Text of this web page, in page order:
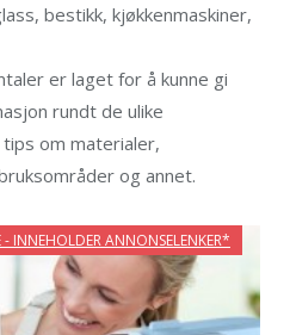
bestikk, kjøkkenmaskiner,
er laget for å kunne gi
rundt de ulike
om materialer,
og annet.
INNEHOLDER ANNONSELENKER*